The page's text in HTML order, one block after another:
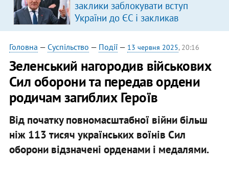
заклики заблокувати вступ
України до ЄС і закликав
припинити антиукраїнську
риторику
Головна — Суспільство — Події— 13 червня 2025, 20:16
Зеленський нагородив військових
Сил оборони та передав ордени
родичам загиблих Героїв
Від початку повномасштабної війни більш
ніж 113 тисяч українських воїнів Сил
оборони відзначені орденами і медалями.